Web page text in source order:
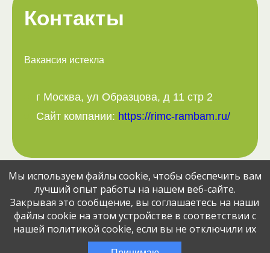
Контакты
Вакансия истекла
г Москва, ул Образцова, д 11 стр 2
Сайт компании: https://rimc-rambam.ru/
Поделитесь вакансией с друзьями:
© Jobcart, 2023
Эта вакансия размещена2 месяца назад
Мы используем файлы cookie, чтобы обеспечить вам
лучший опыт работы на нашем веб-сайте.
Закрывая это сообщение, вы соглашаетесь на наши
файлы cookie на этом устройстве в соответствии с
нашей политикой cookie, если вы не отключили их